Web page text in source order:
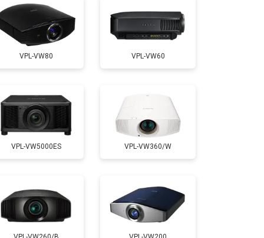
2000 ₽ Заказать
1900 ₽ Заказать
VPL-VW80 VPL-VW60
VPL-VW5000ES VPL-VW360/W